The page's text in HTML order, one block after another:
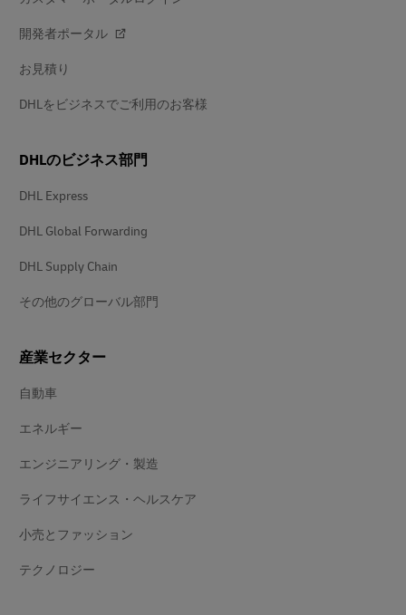
開発者ポータル
お見積り
DHLをビジネスでご利用のお客様
DHLのビジネス部門
DHL Express
DHL Global Forwarding
DHL Supply Chain
その他のグローバル部門
産業セクター
自動車
エネルギー
エンジニアリング・製造
ライフサイエンス・ヘルスケア
小売とファッション
テクノロジー